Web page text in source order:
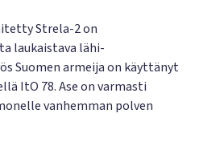
Strela-2 on
laukaistava lähi-
Suomen armeija on käyttänyt
ItO 78. Ase on varmasti
vanhemman polven